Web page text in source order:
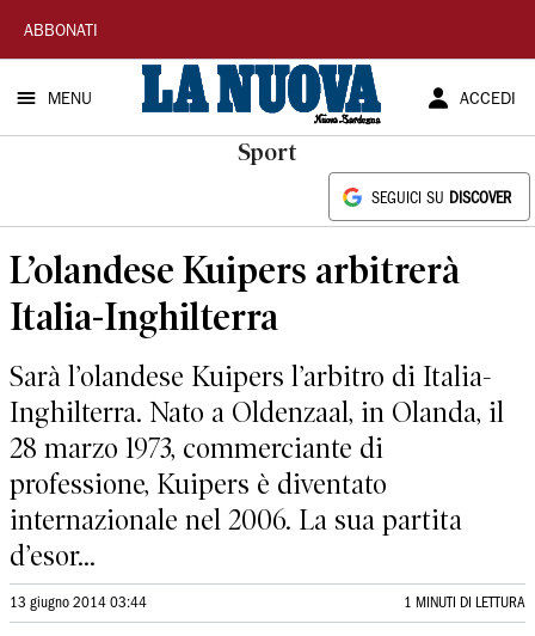
La
Nuova
Sardegna
ABBONATI
MENU ACCEDI
Sport
SEGUICI SU DISCOVER
L’olandese Kuipers arbitrerà
Italia-Inghilterra
Sarà l’olandese Kuipers l’arbitro di Italia-
Inghilterra. Nato a Oldenzaal, in Olanda, il
28 marzo 1973, commerciante di
professione, Kuipers è diventato
internazionale nel 2006. La sua partita
d’esor...
13 giugno 2014 03:44 1 MINUTI DI LETTURA